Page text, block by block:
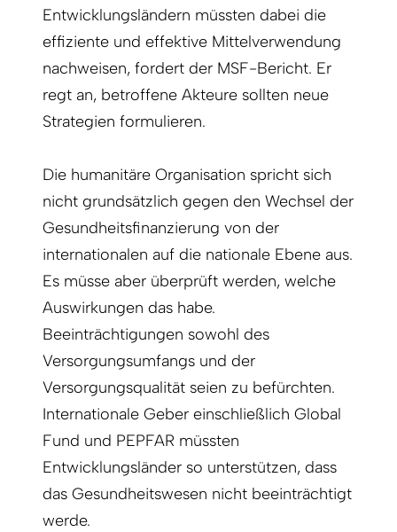
Entwicklungsländern müssten dabei die
effiziente und effektive Mittelverwendung
nachweisen, fordert der MSF-Bericht. Er
regt an, betroffene Akteure sollten neue
Strategien formulieren.
Die humanitäre Organisation spricht sich
nicht grundsätzlich gegen den Wechsel der
Gesundheitsfinanzierung von der
internationalen auf die nationale Ebene aus.
Es müsse aber überprüft werden, welche
Auswirkungen das habe.
Beeinträchtigungen sowohl des
Versorgungsumfangs und der
Versorgungsqualität seien zu befürchten.
Internationale Geber einschließlich Global
Fund und PEPFAR müssten
Entwicklungsländer so unterstützen, dass
das Gesundheitswesen nicht beeinträchtigt
werde.